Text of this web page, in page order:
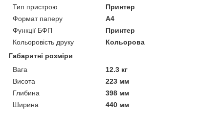
Тип пристрою
Принтер
Формат паперу
А4
Функції БФП
Принтер
Кольоровість друку
Кольорова
Габаритні розміри
Вага
12.3 кг
Висота
223 мм
Глибина
398 мм
Ширина
440 мм